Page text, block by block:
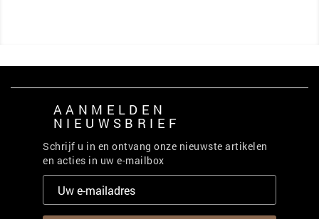
AANMELDEN
NIEUWSBRIEF
Schrijf u in en ontvang onze nieuwste artikelen
en acties in uw e-mailbox